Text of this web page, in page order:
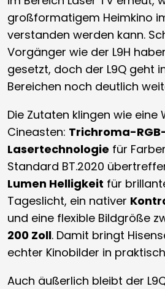
großformatigem Heimkino
verstanden werden kann.
Vorgänger wie der L9H
gesetzt, doch der L9Q geht
Bereichen noch deutlich
Die Zutaten klingen wie eine
Cineasten: Trichroma-
Lasertechnologie für
Standard BT.2020
Lumen Helligkeit für
Tageslicht, ein nativer
und eine flexible Bildgröße
200 Zoll. Damit bringt
echter Kinobilder in
Auch äußerlich bleibt der